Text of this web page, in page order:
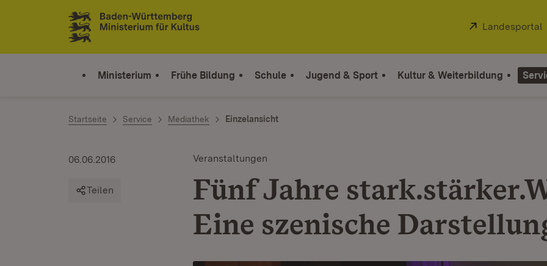
Zum Inhalt springen
Link zur Startseite
Extern:
Landesportal
Ministerium Frühe Bildung Schule Jugend & Sport Kultur & Weiterbildung
Startseite Service Mediathek Einzelansicht
Veranstaltungen
Fünf Jahre
Eine szenische
06.06.2016
Teilen